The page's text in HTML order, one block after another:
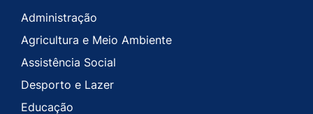
Administração
Agricultura e Meio Ambiente
Assistência Social
Desporto e Lazer
Educação